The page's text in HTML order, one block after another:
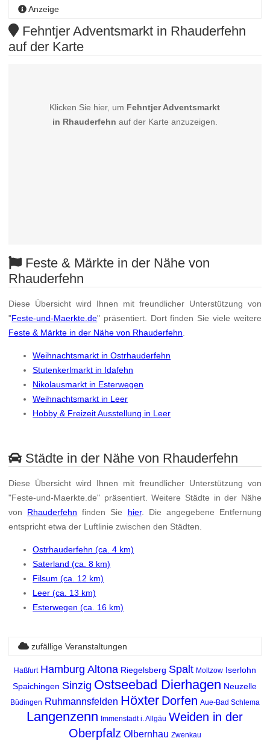
Anzeige
Fehntjer Adventsmarkt in Rhauderfehn
auf der Karte
Klicken Sie hier, um Fehntjer Adventsmarkt
in Rhauderfehn auf der Karte anzuzeigen.
Feste & Märkte in der Nähe von
Rhauderfehn
Diese Übersicht wird Ihnen mit freundlicher Unterstützung von
"Feste-und-Maerkte.de" präsentiert. Dort finden Sie viele weitere
Feste & Märkte in der Nähe von Rhauderfehn
Weihnachtsmarkt in Ostrhauderfehn
Stutenkerlmarkt in Idafehn
Nikolausmarkt in Esterwegen
Weihnachtsmarkt in Leer
Hobby & Freizeit Ausstellung in Leer
Städte in der Nähe von Rhauderfehn
Diese Übersicht wird Ihnen mit freundlicher Unterstützung von
"Feste-und-Maerkte.de" präsentiert. Weitere Städte in der Nähe
von Rhauderfehn finden Sie hier. Die angegebene Entfernung
entspricht etwa der Luftlinie zwischen den Städten.
Ostrhauderfehn (ca. 4 km)
Saterland (ca. 8 km)
Filsum (ca. 12 km)
Leer (ca. 13 km)
Esterwegen (ca. 16 km)
zufällige Veranstaltungen
Haßfurt Hamburg Altona Riegelsberg Spalt Moltzow Iserlohn
Spaichingen Sinzig Ostseebad Dierhagen Neuzelle
Büdingen Ruhmannsfelden Höxter Dorfen Aue-Bad Schlema
Langenzenn Immenstadt i. Allgäu Weiden in der
Oberpfalz Olbernhau Zwenkau